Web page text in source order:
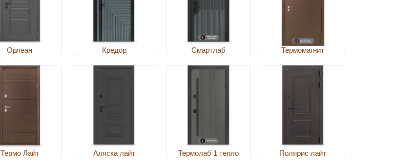
Орлеан Кредор Смартлаб Термомагнит
Термо Лайт Аляска лайт Термолаб 1 тепло Полярис лайт